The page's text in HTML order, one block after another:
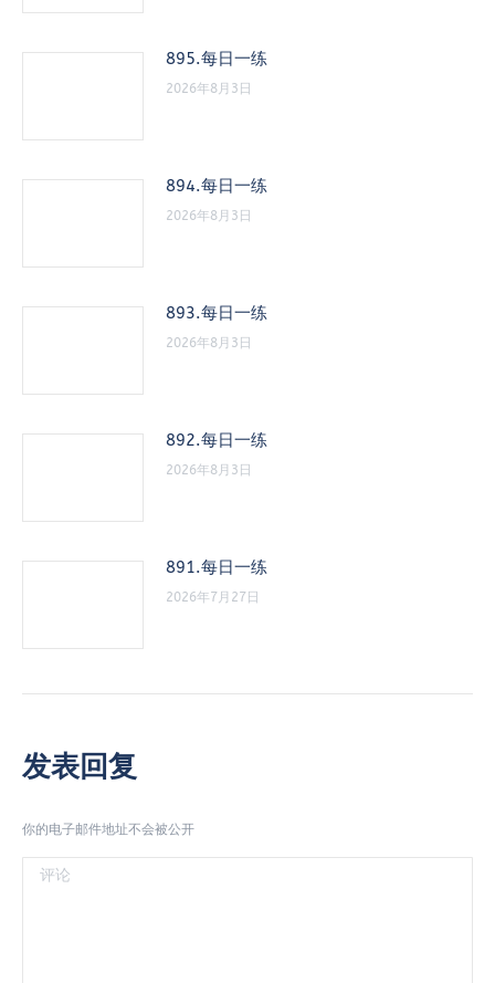
895.每日一练
2026年8月3日
894.每日一练
2026年8月3日
893.每日一练
2026年8月3日
892.每日一练
2026年8月3日
891.每日一练
2026年7月27日
发表回复
你的电子邮件地址不会被公开
评论